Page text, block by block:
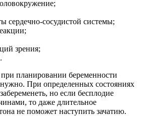
сердечно-сосудистой системы;
зрения;
планировании беременности
При определенных состояниях
но если бесплодие
то даже длительное
не поможет наступить зачатию.